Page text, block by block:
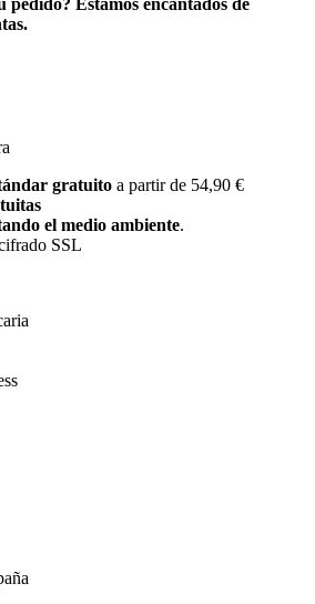
gratuito a partir de 54,90 €
el medio ambiente.
SSL